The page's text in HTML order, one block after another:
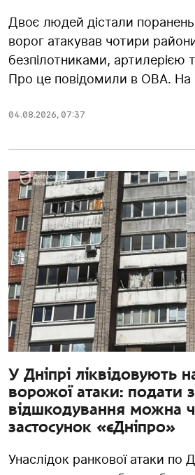
Двоє людей дістали
ворог атакував чотири
безпілотниками, артилерією
Про це повідомили в ОВА. На
04.08.2026, 07:37
У Дніпрі ліквідовують
ворожої атаки: подати
відшкодування можна
застосунок «єДніпро»
Унаслідок ранкової атаки по